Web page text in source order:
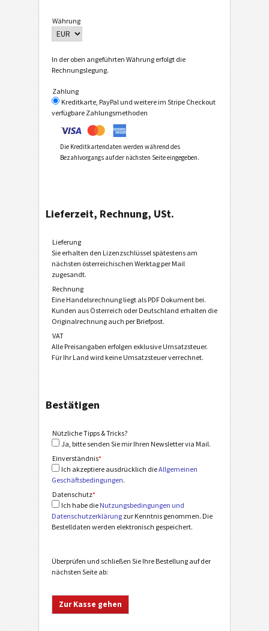
Währung
In der oben angeführten Währung erfolgt die
Rechnungslegung.
Zahlung
Kreditkarte, PayPal und weitere im Stripe Checkout
verfügbare Zahlungsmethoden
Die Kreditkartendaten werden während des
Bezahlvorgangs auf der nächsten Seite eingegeben.
Lieferzeit, Rechnung, USt.
Lieferung
Sie erhalten den Lizenzschlüssel spätestens am
nächsten österreichischen Werktag per Mail
zugesandt.
Rechnung
Eine Handelsrechnung liegt als PDF Dokument bei.
Kunden aus Österreich oder Deutschland erhalten die
Originalrechnung auch per Briefpost.
VAT
Alle Preisangaben erfolgen exklusive Umsatzsteuer.
Für Ihr Land wird keine Umsatzsteuer verrechnet.
Bestätigen
Nützliche Tipps & Tricks?
Ja, bitte senden Sie mir Ihren Newsletter via Mail.
Einverständnis*
Ich akzeptiere ausdrücklich dieAllgemeinen
Geschäftsbedingungen.
Datenschutz*
Ich habe die Nutzungsbedingungen und
Datenschutzerklärungzur Kenntnis genommen. Die
Bestelldaten werden elektronisch gespeichert.
Überprüfen und schließen Sie Ihre Bestellung auf der
nächsten Seite ab: